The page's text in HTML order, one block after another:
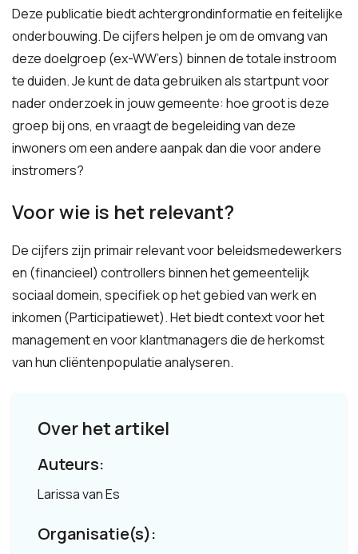
Deze publicatie biedt achtergrondinformatie en feitelijke
onderbouwing. De cijfers helpen je om de omvang van
deze doelgroep (ex-WW’ers) binnen de totale instroom
te duiden. Je kunt de data gebruiken als startpunt voor
nader onderzoek in jouw gemeente: hoe groot is deze
groep bij ons, en vraagt de begeleiding van deze
inwoners om een andere aanpak dan die voor andere
instromers?
Voor wie is het relevant?
De cijfers zijn primair relevant voor beleidsmedewerkers
en (financieel) controllers binnen het gemeentelijk
sociaal domein, specifiek op het gebied van werk en
inkomen (Participatiewet). Het biedt context voor het
management en voor klantmanagers die de herkomst
van hun cliëntenpopulatie analyseren.
Over het artikel
Auteurs:
Larissa van Es
Organisatie(s):